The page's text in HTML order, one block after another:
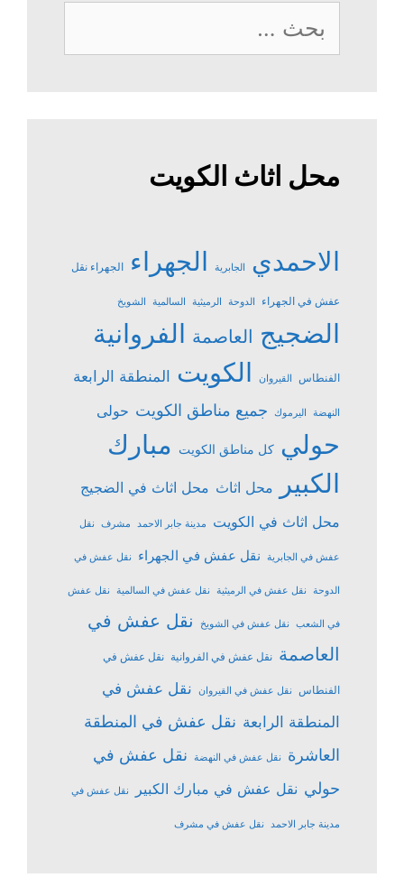
البحث
عن:
محل اثاث الكويت
الاحمدي الجابرية الجهراء الجهراء نقل
عفش في الجهراء الدوحة الرميثية السالمية الشويخ
الضجيج العاصمة الفروانية
الفنطاس القيروان الكويت المنطقة الرابعة
النهضة اليرموك جميع مناطق الكويت حولى
حولي كل مناطق الكويت مبارك
الكبير
محل اثاث محل اثاث في الضجيج
محل اثاث في الكويت
مدينة جابر الاحمد مشرف نقل
عفش في الجابرية نقل عفش في الجهراء نقل عفش في
الدوحة نقل عفش في الرميثية نقل عفش في السالمية نقل عفش
في الشعب نقل عفش في الشويخ
نقل عفش في
العاصمة نقل عفش في الفروانية نقل عفش في
الفنطاس نقل عفش في القيروان
نقل عفش في
المنطقة الرابعة نقل عفش في المنطقة
العاشرة
نقل عفش في النهضة
نقل عفش في
حولي نقل عفش في مبارك الكبير نقل عفش في
مدينة جابر الاحمد نقل عفش في مشرف